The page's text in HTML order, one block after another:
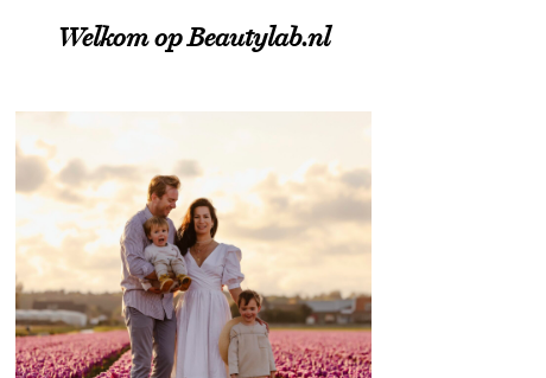
Welkom op Beautylab.nl